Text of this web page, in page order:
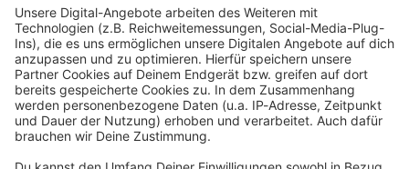
Herbst in Bayern: Welchen Kürbis kann
man mit Schale essen?
Gerichte mit Kürbis sind im Herbst sehr beliebt – aber
das Schälen ist oft mühsam. Deshalb haben wir euch
einen Überblick zusammengestellt, welche
Kürbissorten ihr mit Schale essen könnt und welche